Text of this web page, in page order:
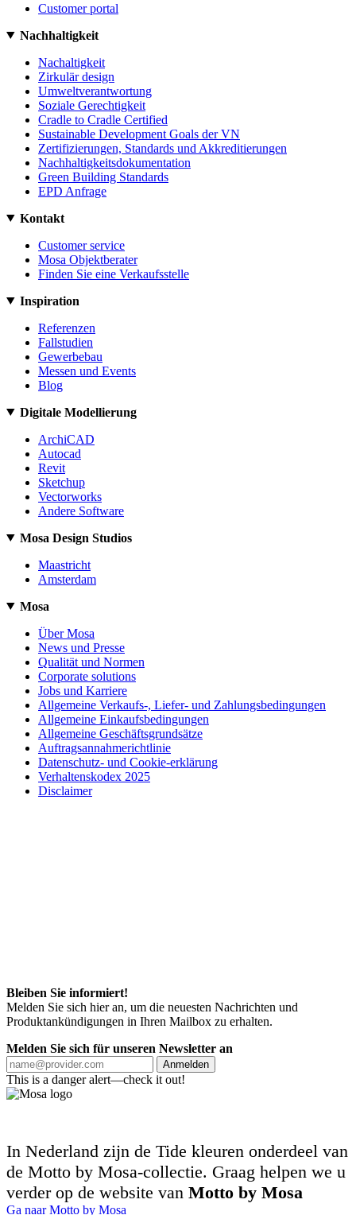
Customer portal
Nachhaltigkeit
Nachaltigkeit
Zirkulär design
Umweltverantwortung
Soziale Gerechtigkeit
Cradle to Cradle Certified
Sustainable Development Goals der VN
Zertifizierungen, Standards und Akkreditierungen
Nachhaltigkeitsdokumentation
Green Building Standards
EPD Anfrage
Kontakt
Customer service
Mosa Objektberater
Finden Sie eine Verkaufsstelle
Inspiration
Referenzen
Fallstudien
Gewerbebau
Messen und Events
Blog
Digitale Modellierung
ArchiCAD
Autocad
Revit
Sketchup
Vectorworks
Andere Software
Mosa Design Studios
Maastricht
Amsterdam
Mosa
Über Mosa
News und Presse
Qualität und Normen
Corporate solutions
Jobs und Karriere
Allgemeine Verkaufs-, Liefer- und Zahlungsbedingungen
Allgemeine Einkaufsbedingungen
Allgemeine Geschäftsgrundsätze
Auftragsannahmerichtlinie
Datenschutz- und Cookie-erklärung
Verhaltenskodex 2025
Disclaimer
Bleiben Sie informiert!
Melden Sie sich hier an, um die neuesten Nachrichten und
Produktankündigungen in Ihren Mailbox zu erhalten.
Melden Sie sich für unseren Newsletter an
Anmelden
This is a danger alert—check it out!
In Nederland zijn de Tide kleuren onderdeel van
de Motto by Mosa-collectie. Graag helpen we u
verder op de website van Motto by Mosa
Ga naar Motto by Mosa